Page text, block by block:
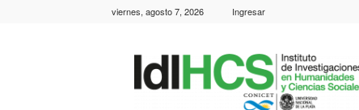
viernes, agosto 7, 2026 Ingresar
IdIHCS